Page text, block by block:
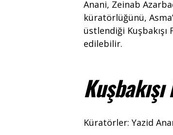
Anani, Zeinab
küratörlüğünü,
üstlendiği Kuşbakışı
edilebilir.
Küratörler: Yazid